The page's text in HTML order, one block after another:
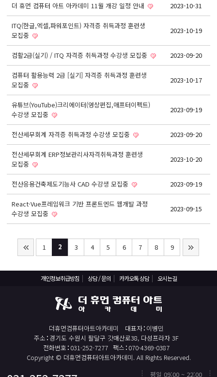
더 휴먼 컴퓨터 아트 아카데미 11월 개강 일정 안내 2023-10-31
ITQ(한글,엑셀,파워포인트) 자격증 취득과정 훈련생
모집중
2023-10-19
컴활2급(실기) / ITQ 자격증 취득과정 수강생 모집중 2023-09-20
컴퓨터 활용능력 2급 [실기] 자격증 취득과정 훈련생
모집중
2023-10-17
유튜브(YouTube)크리에이터(영상편집,애프터이펙트)
수강생 모집중
2023-09-19
전산세무회계 자격증 취득과정 수강생 모집중 2023-09-20
전산세무회계 ERP정보관리사자격취득과정 훈련생
모집중
2023-10-20
전산응용건축제도기능사 CAD 수강생 모집중 2023-09-19
React·Vue프레임워크 기반 프론트엔드 웹개발 과정
수강생 모집중
2023-09-15
1 2 3 4 5 6 7 8 9
개인정보취급방침 상담 / 문의 카카오톡 상담 오시는길
더휴먼컴퓨터아트아카데미 대표자 이병민
주소 경기도 수원시 팔달구 갓매산로38, 다성프라자 3F
전화번호 031-252-7277 팩스 070-4369-0387
Copyright © 더휴먼컴퓨터아트아카데미. All Rights Reserved.
평일 09:00 ~ 22:00
디지털컨버전스 자바(JAVA)개발자(전자정부 프레임워크/SPRING)
컴퓨터활용능력2급(필기+실기) 및 ITQ자격증 취득(한글,엑셀,파워포인트)
전기기능사(필기+실기) 자격증 취득과정
직업상담사 2급 (필기+실기) 자격증 취득과정
재직자/일반
포토샵 자격증 취득과정(GTQ1급)
일러스트 자격증 취득과정(GTQi 1급)
전산회계 1급 / FAT 1급 자격증 취득과정
기초회계원리 및 전산회계2급 자격증 취득과정
ERP정보관리사(회계2급) / (인사2급) 자격증 취득과정
전산응용건축제도기능사(실기)
컴퓨터활용능력1급(컴활1급)
ITQ(한글,엑셀,파워포인트)
실내·건축디자인 & 인테리어
파이썬 프로그래밍을 활용한 빅데이터 향상과정
유튜브(Youtube)크리에이터(영상편집,프리미어)
취업센터
취업 PROCESS